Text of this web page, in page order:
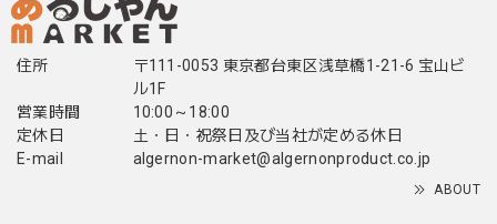
住所
〒111-0053 東京都台東区浅草橋1-21-6 宝山ビ
ル1F
営業時間
10:00～18:00
定休日
土・日・祝祭日及び当社が定める休日
E-mail
algernon-market@algernonproduct.co.jp
ABOUT